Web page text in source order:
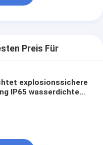
Preis Für
explosionssichere
IP65 wasserdichte